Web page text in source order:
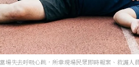
場失去呼吸心跳，所幸現場民眾即時報案、救護人